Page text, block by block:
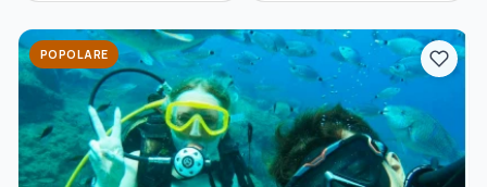
POPOLARE